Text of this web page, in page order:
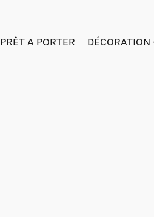
PRÊT A PORTER DÉCORATION